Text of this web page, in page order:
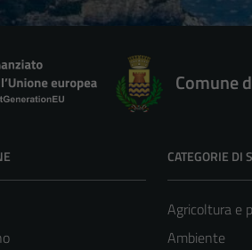
Comune
CATEGORIE DI
Agricoltura e
Ambiente